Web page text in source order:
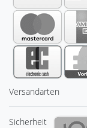
Versandarten
Sicherheit